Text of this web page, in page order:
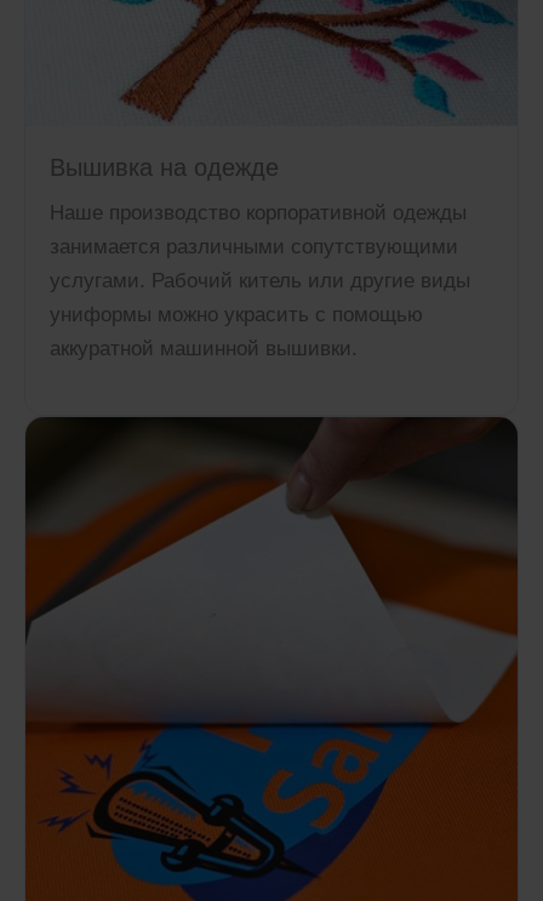
Вышивка на одежде
Наше производство корпоративной одежды
занимается различными сопутствующими
услугами. Рабочий китель или другие виды
униформы можно украсить с помощью
аккуратной машинной вышивки.